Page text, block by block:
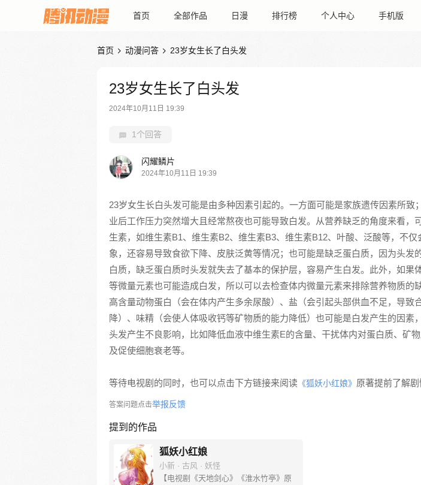
首页 全部作品 日漫 排行榜 个人中心 手机版
首页  动漫问答  23岁女生长了白头发
23岁女生长了白头发
2024年10月11日 19:39
1个回答
闪耀鳞片
2024年10月11日 19:39
23岁女生长白头发可能是由多种因素引起的。一方面可能是家族遗传因素所致
业后工作压力突然增大且经常熬夜也可能导致白发。从营养缺乏的角度来看，
生素，如维生素B1、维生素B2、维生素B3、维生素B12、叶酸、泛酸等，不
象，还容易导致食欲下降、皮肤泛黄等情况；也可能是缺乏蛋白质，因为头发
白质，缺乏蛋白质时头发就失去了基本的保护层，容易产生白发。此外，如果
等微量元素也可能造成白发，所以可以去检查体内微量元素来排除营养物质的
高含量动物蛋白（会在体内产生多余尿酸）、盐（会引起头部供血不足，导致
降）、味精（会使人体吸收钙等矿物质的能力降低）也可能是白发产生的因素
头发产生不良影响，比如降低血液中维生素E的含量、干扰体内对蛋白质、矿
及促使细胞衰老等。
等待电视剧的同时，也可以点击下方链接来阅读 《狐妖小红娘》 原著提前了解剧
答案问题点击举报反馈
提到的作品
狐妖小红娘
小新 · 古风 · 妖怪
【电视剧《天地剑心》《淮水竹亭》原